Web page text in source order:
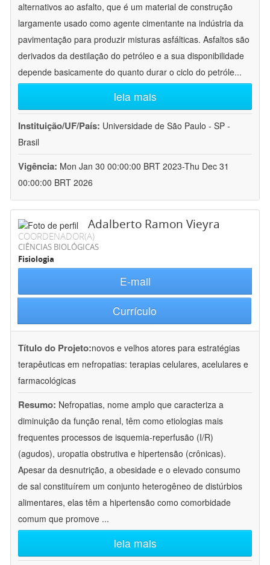
alternativos ao asfalto, que é um material de construção
largamente usado como agente cimentante na indústria da
pavimentação para produzir misturas asfálticas. Asfaltos são
derivados da destilação do petróleo e a sua disponibilidade
depende basicamente do quanto durar o ciclo do petróle...
leia mais
Instituição/UF/País: Universidade de São Paulo - SP -
Brasil
Vigência: Mon Jan 30 00:00:00 BRT 2023-Thu Dec 31
00:00:00 BRT 2026
Adalberto Ramon Vieyra
COORDENADOR(A)
CIÊNCIAS BIOLÓGICAS
Fisiologia
E-mail
Currículo
Título do Projeto:novos e velhos atores para estratégias
terapêuticas em nefropatias: terapias celulares, acelulares e
farmacológicas
Resumo: Nefropatias, nome amplo que caracteriza a
diminuição da função renal, têm como etiologias mais
frequentes processos de isquemia-reperfusão (I/R)
(agudos), uropatia obstrutiva e hipertensão (crônicas).
Apesar da desnutrição, a obesidade e o elevado consumo
de sal constituírem um conjunto heterogêneo de distúrbios
alimentares, elas têm a hipertensão como comorbidade
comum que promove ...
leia mais